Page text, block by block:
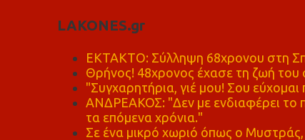
LAKONES.gr
ΕΚΤΑΚΤΟ: Σύλληψη 68χρονου στη
Θρήνος! 48χρονος έχασε τη ζωή
"Συγχαρητήρια, γιέ μου! Σου
ΑΝΔΡΕΑΚΟΣ: "Δεν με ενδιαφέρει το
τα επόμενα χρόνια."
Σε ένα μικρό χωριό όπως ο Μυστράς,